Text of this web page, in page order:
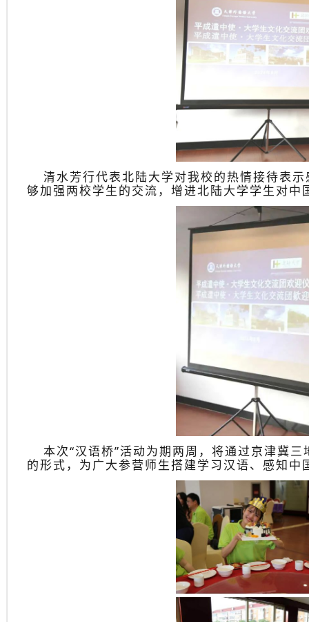
清水芳行代表北陆大学对我校的热情接待表
够加强两校学生的交流，增进北陆大学学生对
本次“汉语桥”活动为期两周，将通过京津冀
的形式，为广大参营师生搭建学习汉语、感知中